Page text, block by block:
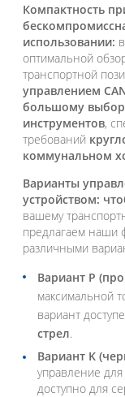
Компактность
использовании:
оптимальной
транспортной
управлением
большому
инструментов,
требований
коммунальном
Варианты
устройством:
вашему
предлагаем наши
различными
Вариант P
максимальной
вариант
стрел.
Вариант K
управление
доступно для